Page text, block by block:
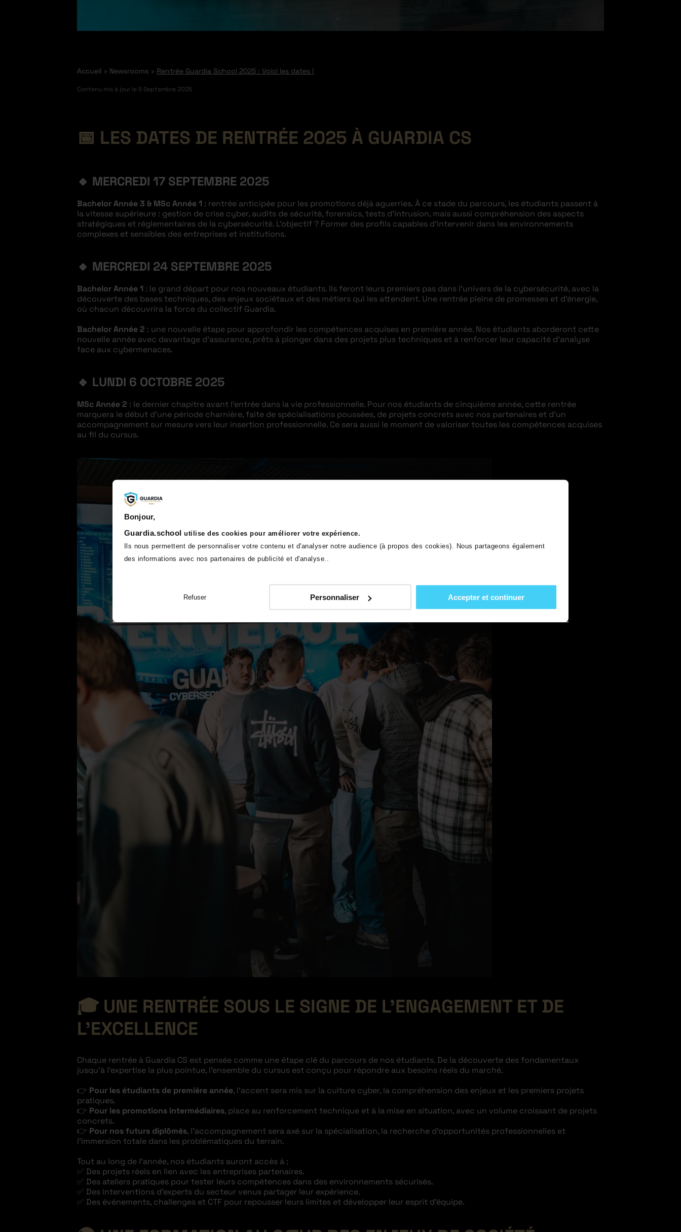
Bonjour,
Guardia.school utilise des cookies pour améliorer votre expérience.
Ils nous permettent de personnaliser votre contenu et d'analyser notre audience (à propos des cookies). Nous partageons également
des informations avec nos partenaires de publicité et d'analyse..
Refuser Personnaliser Accepter et continuer
Accueil Newsrooms Rentrée Guardia School 2025 : Voici les dates !
Contenu mis à jour le 5 Septembre 2025
📅 LES DATES DE RENTRÉE 2025 À GUARDIA CS
🔹 MERCREDI 17 SEPTEMBRE 2025
Bachelor Année 3 & MSc Année 1 : rentrée anticipée pour les promotions déjà aguerries. À ce stade du parcours, les étudiants passent à
la vitesse supérieure : gestion de crise cyber, audits de sécurité, forensics, tests d’intrusion, mais aussi compréhension des aspects
stratégiques et réglementaires de la cybersécurité. L’objectif ? Former des profils capables d’intervenir dans les environnements
complexes et sensibles des entreprises et institutions.
🔹 MERCREDI 24 SEPTEMBRE 2025
Bachelor Année 1 : le grand départ pour nos nouveaux étudiants. Ils feront leurs premiers pas dans l’univers de la cybersécurité, avec la
découverte des bases techniques, des enjeux sociétaux et des métiers qui les attendent. Une rentrée pleine de promesses et d’énergie,
où chacun découvrira la force du collectif Guardia.
Bachelor Année 2 : une nouvelle étape pour approfondir les compétences acquises en première année. Nos étudiants aborderont cette
nouvelle année avec davantage d’assurance, prêts à plonger dans des projets plus techniques et à renforcer leur capacité d’analyse
face aux cybermenaces.
🔹 LUNDI 6 OCTOBRE 2025
MSc Année 2 : le dernier chapitre avant l’entrée dans la vie professionnelle. Pour nos étudiants de cinquième année, cette rentrée
marquera le début d’une période charnière, faite de spécialisations poussées, de projets concrets avec nos partenaires et d’un
accompagnement sur mesure vers leur insertion professionnelle. Ce sera aussi le moment de valoriser toutes les compétences acquises
au fil du cursus.
🎓 UNE RENTRÉE SOUS LE SIGNE DE L’ENGAGEMENT ET DE
L’EXCELLENCE
Chaque rentrée à Guardia CS est pensée comme une étape clé du parcours de nos étudiants. De la découverte des fondamentaux
jusqu’à l’expertise la plus pointue, l’ensemble du cursus est conçu pour répondre aux besoins réels du marché.
👉 Pour les étudiants de première année, l’accent sera mis sur la culture cyber, la compréhension des enjeux et les premiers projets
pratiques.
👉 Pour les promotions intermédiaires, place au renforcement technique et à la mise en situation, avec un volume croissant de projets
concrets.
👉 Pour nos futurs diplômés, l’accompagnement sera axé sur la spécialisation, la recherche d’opportunités professionnelles et
l’immersion totale dans les problématiques du terrain.
Tout au long de l’année, nos étudiants auront accès à :
✅ Des projets réels en lien avec les entreprises partenaires.
✅ Des ateliers pratiques pour tester leurs compétences dans des environnements sécurisés.
✅ Des interventions d’experts du secteur venus partager leur expérience.
✅ Des événements, challenges et CTF pour repousser leurs limites et développer leur esprit d’équipe.